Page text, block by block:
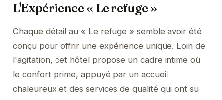
L'Expérience « Le refuge »
Chaque détail au « Le refuge » semble avoir été
conçu pour offrir une expérience unique. Loin de
l'agitation, cet hôtel propose un cadre intime où
le confort prime, appuyé par un accueil
chaleureux et des services de qualité qui ont su